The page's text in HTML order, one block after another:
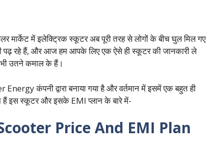
मार्केट में इलेक्ट्रिक स्कूटर अब पूरी तरह से लोगों के बीच घुल मिल गए
पढ़ रहे हैं, और आज हम आपके लिए एक ऐसे ही स्कूटर की जानकारी ले
उतने कमाल के हैं।
कंपनी द्वारा बनाया गया है और वर्तमान में इसमें एक बहुत ही
हैं इस स्‍कूटर और इसके EMI प्लान के बारे में-
Price And EMI Plan